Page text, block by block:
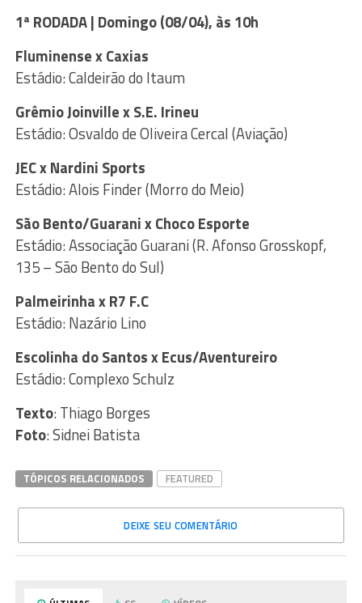
1ª RODADA | Domingo (08/04), às 10h
Fluminense x Caxias
Estádio: Caldeirão do Itaum
Grêmio Joinville x S.E. Irineu
Estádio: Osvaldo de Oliveira Cercal (Aviação)
JEC x Nardini Sports
Estádio: Alois Finder (Morro do Meio)
São Bento/Guarani x Choco Esporte
Estádio: Associação Guarani (R. Afonso Grosskopf,
135 – São Bento do Sul)
Palmeirinha x R7 F.C
Estádio: Nazário Lino
Escolinha do Santos x Ecus/Aventureiro
Estádio: Complexo Schulz
Texto: Thiago Borges
Foto: Sidnei Batista
TÓPICOS RELACIONADOS FEATURED
DEIXE SEU COMENTÁRIO